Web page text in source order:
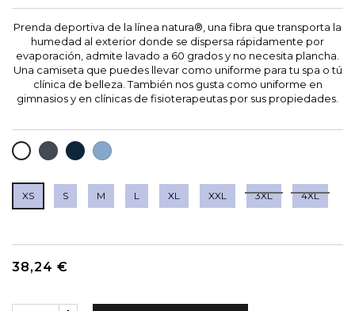
Prenda deportiva de la línea natura®, una fibra que transporta la
humedad al exterior donde se dispersa rápidamente por
evaporación, admite lavado a 60 grados y no necesita plancha.
Una camiseta que puedes llevar como uniforme para tu spa o tú
clínica de belleza. También nos gusta como uniforme en
gimnasios y en clínicas de fisioterapeutas por sus propiedades.
BLANCO
NEGROMARINO
AZUL
CELESTE
XS S M L XL XXL 3XL 4XL
38,24 €